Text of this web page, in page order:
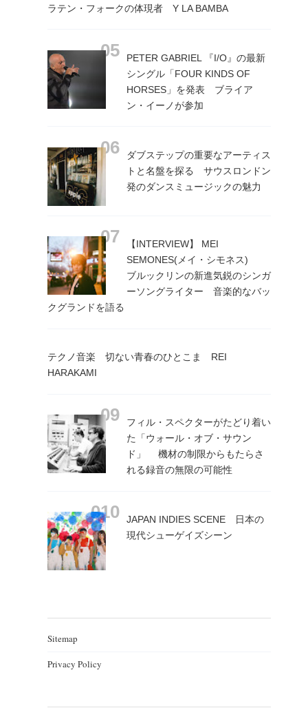
ラテン・フォークの体現者 Y LA BAMBA
PETER GABRIEL 『I/O』の最新
シングル「FOUR KINDS OF
HORSES」を発表 ブライア
ン・イーノが参加
ダブステップの重要なアーティス
トと名盤を探る サウスロンドン
発のダンスミュージックの魅力
【INTERVIEW】 MEI
SEMONES(メイ・シモネス)
ブルックリンの新進気鋭のシンガ
ーソングライター 音楽的なバッ
クグランドを語る
テクノ音楽 切ない青春のひとこま REI
HARAKAMI
フィル・スペクターがたどり着い
た「ウォール・オブ・サウン
ド」 機材の制限からもたらさ
れる録音の無限の可能性
JAPAN INDIES SCENE 日本の
現代シューゲイズシーン
Sitemap
Privacy Policy